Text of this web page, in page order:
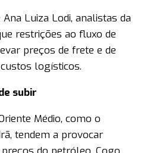
Luiza Lodi, analistas da
restrições ao fluxo de
preços de frete e de
logísticos.
subir
Médio, como o
tendem a provocar